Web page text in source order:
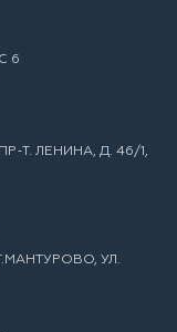
6
Т. ЛЕНИНА, Д. 46/1,
УЛ.